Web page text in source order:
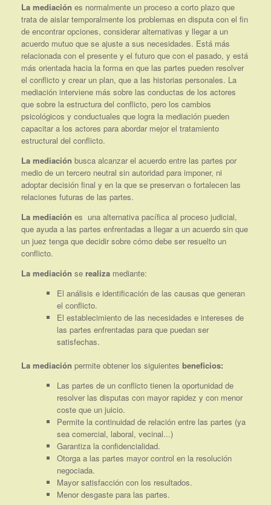
La mediación es normalmente un proceso a corto plazo que
trata de aislar temporalmente los problemas en disputa con el fin
de encontrar opciones, considerar alternativas y llegar a un
acuerdo mutuo que se ajuste a sus necesidades. Está más
relacionada con el presente y el futuro que con el pasado, y está
más orientada hacia la forma en que las partes pueden resolver
el conflicto y crear un plan, que a las historias personales. La
mediación interviene más sobre las conductas de los actores
que sobre la estructura del conflicto, pero los cambios
psicológicos y conductuales que logra la mediación pueden
capacitar a los actores para abordar mejor el tratamiento
estructural del conflicto.
La mediación busca alcanzar el acuerdo entre las partes por
medio de un tercero neutral sin autoridad para imponer, ni
adoptar decisión final y en la que se preservan o fortalecen las
relaciones futuras de las partes.
La mediación es una alternativa pacífica al proceso judicial,
que ayuda a las partes enfrentadas a llegar a un acuerdo sin que
un juez tenga que decidir sobre cómo debe ser resuelto un
conflicto.
La mediación se realiza mediante:
El análisis e identificación de las causas que generan
el conflicto.
El establecimiento de las necesidades e intereses de
las partes enfrentadas para que puedan ser
satisfechas.
La mediación permite obtener los siguientes beneficios:
Las partes de un conflicto tienen la oportunidad de
resolver las disputas con mayor rapidez y con menor
coste que un juicio.
Permite la continuidad de relación entre las partes (ya
sea comercial, laboral, vecinal...)
Garantiza la confidencialidad.
Otorga a las partes mayor control en la resolución
negociada.
Mayor satisfacción con los resultados.
Menor desgaste para las partes.